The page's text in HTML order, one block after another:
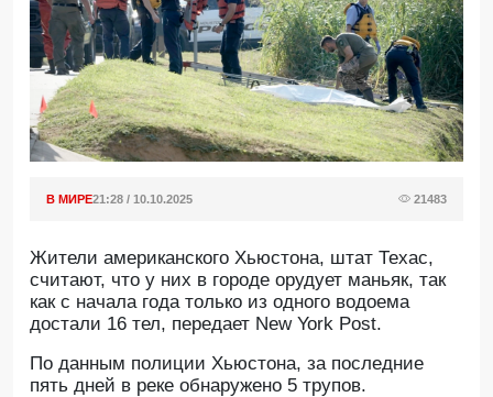
В МИРЕ21:28 / 10.10.2025 21483
Жители американского Хьюстона, штат Техас,
считают, что у них в городе орудует маньяк, так
как с начала года только из одного водоема
достали 16 тел, передает New York Post.
По данным полиции Хьюстона, за последние
пять дней в реке обнаружено 5 трупов.